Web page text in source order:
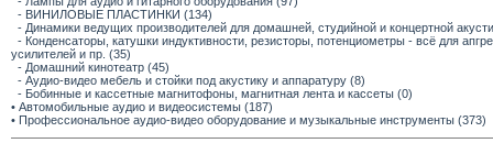
- ВИНИЛОВЫЕ ПЛАСТИНКИ (134)
- Динамики ведущих производителей для домашней, студийной и концертной
- Конденсаторы, катушки индуктивности, резисторы, потенциометры - всё для
усилителей и пр. (35)
- Домашний кинотеатр (45)
- Аудио-видео мебель и стойки под акустику и аппаратуру (8)
- Бобинные и кассетные магнитофоны, магнитная лента и кассеты (0)
• Автомобильные аудио и видеосистемы (187)
• Профессиональное аудио-видео оборудование и музыкальные инструменты (373)